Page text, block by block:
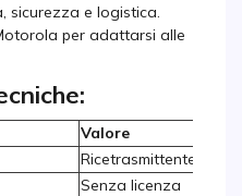
sicurezza e logistica.
per adattarsi alle
Valore
Ricetrasmittente
Senza licenza